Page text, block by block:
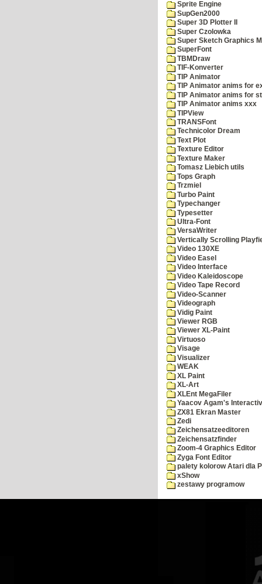
Sprite Engine
SupGen2000
Super 3D Plotter II
Super Czolowka
Super Sketch Graphics
SuperFont
TBMDraw
TIF-Konverter
TIP Animator
TIP Animator anims for
TIP Animator anims for
TIP Animator anims xxx
TIPView
TRANSFont
Technicolor Dream
Text Plot
Texture Editor
Texture Maker
Tomasz Liebich utils
Tops Graph
Trzmiel
Turbo Paint
Typechanger
Typesetter
Ultra-Font
VersaWriter
Vertically Scrolling
Video 130XE
Video Easel
Video Interface
Video Kaleidoscope
Video Tape Record
Video-Scanner
Videograph
Vidig Paint
Viewer RGB
Viewer XL-Paint
Virtuoso
Visage
Visualizer
WEAK
XL Paint
XL-Art
XLEnt MegaFiler
Yaacov Agam's
ZX81 Ekran Master
Zedi
Zeichensatzeeditoren
Zeichensatzfinder
Zoom-4 Graphics Editor
Zyga Font Editor
palety kolorow Atari dla
xShow
zestawy programow